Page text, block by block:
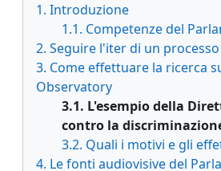
1. Introduzione
1.1. Competenze del
2. Seguire l'iter di un
3. Come effettuare la ricerca
Observatory
3.1. L'esempio della
contro la
3.2. Quali i motivi e gli
4. Le fonti audiovisive del